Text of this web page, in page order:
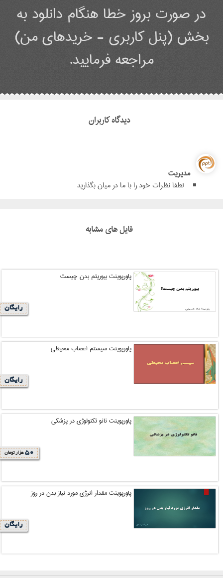
در صورت بروز خطا هنگام دانلود به
بخش (پنل کاربری - خریدهای من)
مراجعه فرمایید.
دیدگاه کاربران
مدیریت
لطفا نظرات خود را با ما در میان بگذارید
فایل های مشابه
پاورپوینت بیوریتم بدن چیست
رایگان
پاورپوینت سیستم اعصاب محیطی
رایگان
پاورپوینت نانو تکنولوژی در پزشکی
50 هزار تومان
پاورپوینت مقدار انرژی مورد نیاز بدن در روز
رایگان